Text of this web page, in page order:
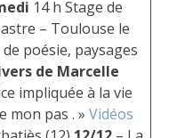
14 h Stage de
– Toulouse le
de poésie, paysages
de Marcelle
impliquée à la vie
mon pas . » Vidéos